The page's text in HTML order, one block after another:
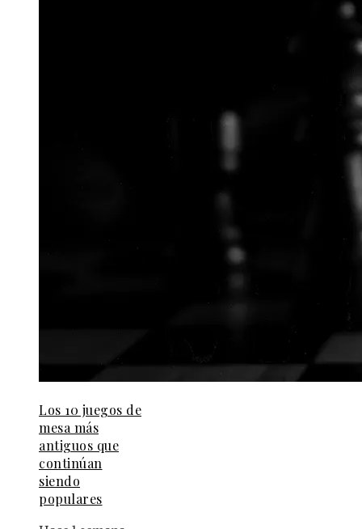
Los 10 juegos de
mesa más
antiguos que
continúan
siendo
populares